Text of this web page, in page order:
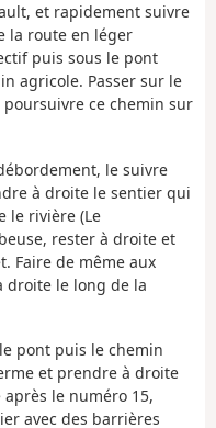
et rapidement suivre
la route en léger
puis sous le pont
agricole. Passer sur le
ce chemin sur
le suivre
à droite le sentier qui
le rivière (Le
rester à droite et
Faire de même aux
droite le long de la
pont puis le chemin
et prendre à droite
le numéro 15,
avec des barrières